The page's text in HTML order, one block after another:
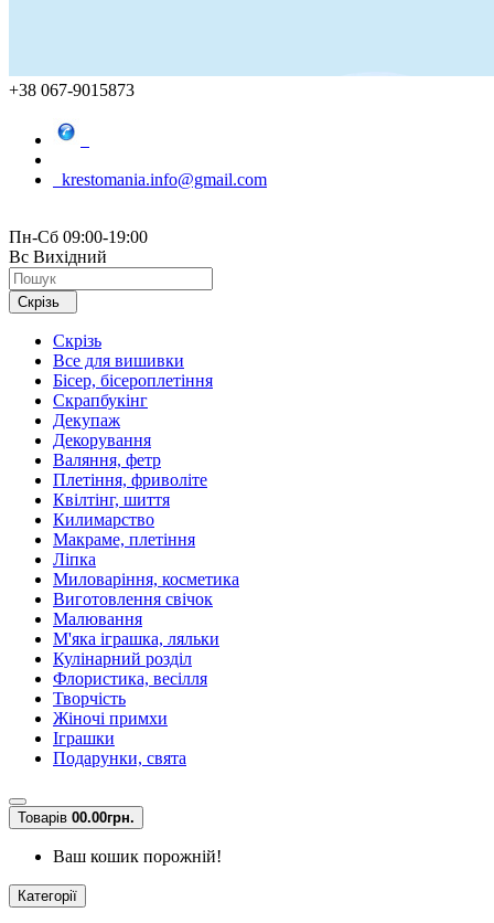
+38 067-9015873
krestomania.info@gmail.com
Пн-Сб 09:00-19:00
Вс Вихідний
Скрізь
Скрізь
Все для вишивки
Бісер, бісероплетіння
Скрапбукінг
Декупаж
Декорування
Валяння, фетр
Плетіння, фриволіте
Квілтінг, шиття
Килимарство
Макраме, плетіння
Ліпка
Миловаріння, косметика
Виготовлення свічок
Малювання
М'яка іграшка, ляльки
Кулінарний розділ
Флористика, весілля
Творчість
Жіночі примхи
Іграшки
Подарунки, свята
Товарів 00.00грн.
Ваш кошик порожній!
Категорії